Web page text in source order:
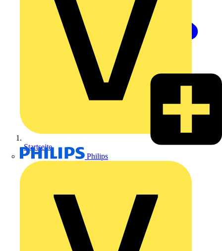
Philips
Startseite